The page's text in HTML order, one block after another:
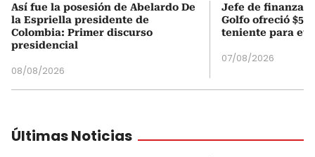
Así fue la posesión de Abelardo De
la Espriella presidente de
Colombia: Primer discurso
presidencial
08/08/2026
Jefe de finanzas
Golfo ofreció
teniente para
07/08/2026
Últimas Noticias